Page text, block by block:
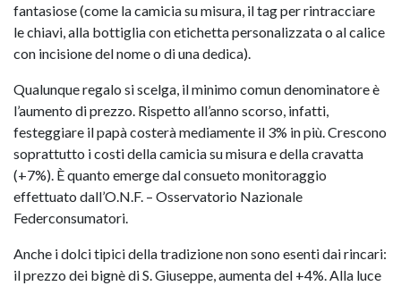
fantasiose (come la camicia su misura, il tag per rintracciare
le chiavi, alla bottiglia con etichetta personalizzata o al calice
con incisione del nome o di una dedica).
Qualunque regalo si scelga, il minimo comun denominatore è
l’aumento di prezzo. Rispetto all’anno scorso, infatti,
festeggiare il papà costerà mediamente il 3% in più. Crescono
soprattutto i costi della camicia su misura e della cravatta
(+7%). È quanto emerge dal consueto monitoraggio
effettuato dall’O.N.F. – Osservatorio Nazionale
Federconsumatori.
Anche i dolci tipici della tradizione non sono esenti dai rincari:
il prezzo dei bignè di S. Giuseppe, aumenta del +4%. Alla luce